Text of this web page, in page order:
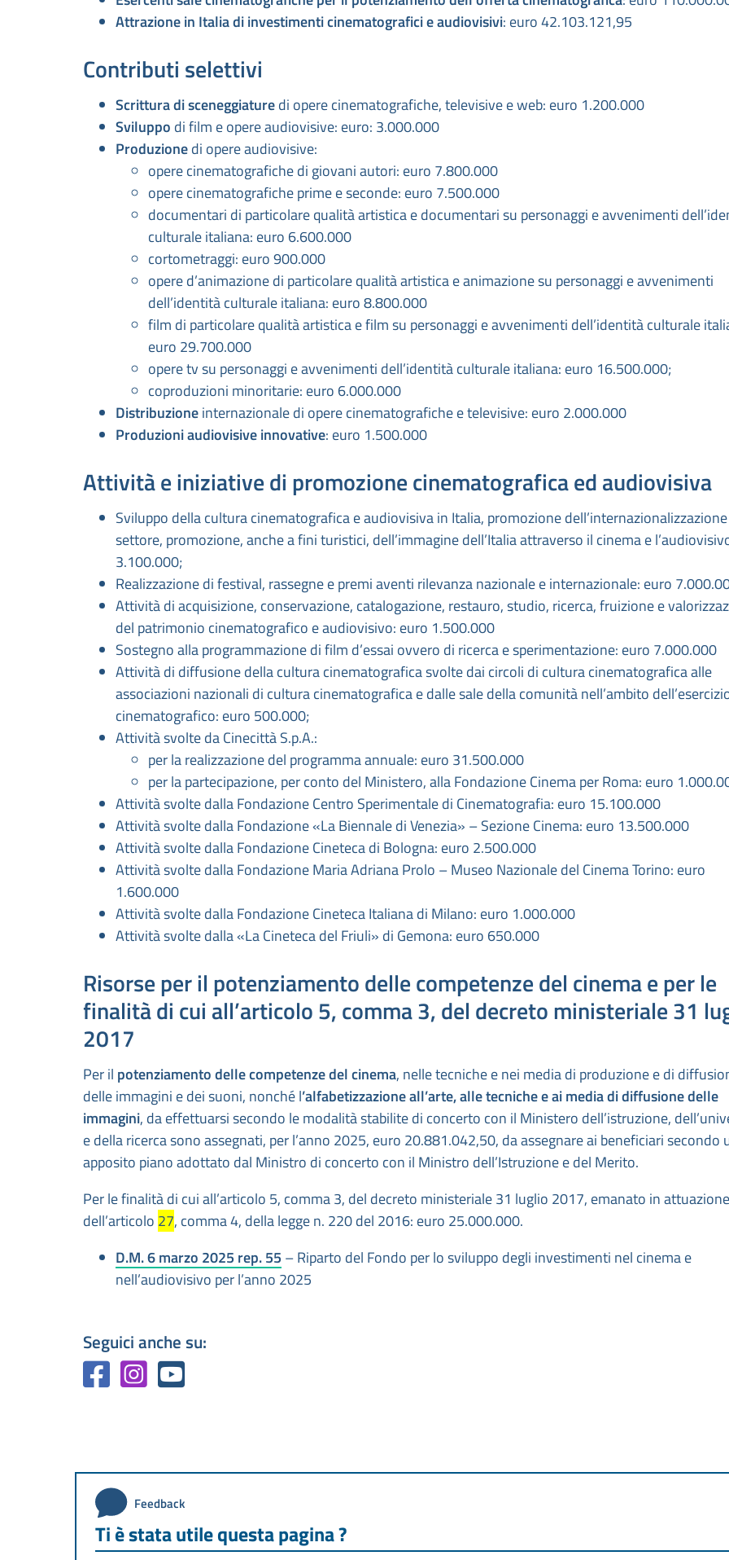
Attrazione in Italia di investimenti cinematografici e audiovisivi: euro 42.103.121,95
Contributi selettivi
Scrittura di sceneggiaturedi opere cinematografiche, televisive e web: euro 1.200.000
Sviluppo di film e opere audiovisive: euro: 3.000.000
Produzionedi opere audiovisive:
opere cinematografiche di giovani autori: euro 7.800.000
opere cinematografiche prime e seconde: euro 7.500.000
documentari di particolare qualità artistica e documentari su personaggi e avvenimenti
culturale italiana: euro 6.600.000
cortometraggi: euro 900.000
opere d’animazione di particolare qualità artistica e animazione su personaggi e avvenimenti
dell’identità culturale italiana: euro 8.800.000
film di particolare qualità artistica e film su personaggi e avvenimenti dell’identità culturale
euro 29.700.000
opere tv su personaggi e avvenimenti dell’identità culturale italiana: euro 16.500.000;
coproduzioni minoritarie: euro 6.000.000
Distribuzioneinternazionale di opere cinematografiche e televisive: euro 2.000.000
Produzioni audiovisive innovative: euro 1.500.000
Attività e iniziative di promozione cinematografica ed audiovisiva
Sviluppo della cultura cinematografica e audiovisiva in Italia, promozione
settore, promozione, anche a fini turistici, dell’immagine dell’Italia attraverso il cinema e
3.100.000;
Realizzazione di festival, rassegne e premi aventi rilevanza nazionale e internazionale: euro
Attività di acquisizione, conservazione, catalogazione, restauro, studio, ricerca, fruizione e
del patrimonio cinematografico e audiovisivo: euro 1.500.000
Sostegno alla programmazione di film d’essai ovvero di ricerca e sperimentazione: euro 7.000.000
Attività di diffusione della cultura cinematografica svolte dai circoli di cultura cinematografica alle
associazioni nazionali di cultura cinematografica e dalle sale della comunità nell’ambito
cinematografico: euro 500.000;
Attività svolte da Cinecittà S.p.A.:
per la realizzazione del programma annuale: euro 31.500.000
per la partecipazione, per conto del Ministero, alla Fondazione Cinema per Roma: euro
Attività svolte dalla Fondazione Centro Sperimentale di Cinematografia: euro 15.100.000
Attività svolte dalla Fondazione «La Biennale di Venezia» – Sezione Cinema: euro 13.500.000
Attività svolte dalla Fondazione Cineteca di Bologna: euro 2.500.000
Attività svolte dalla Fondazione Maria Adriana Prolo – Museo Nazionale del Cinema Torino: euro
1.600.000
Attività svolte dalla Fondazione Cineteca Italiana di Milano: euro 1.000.000
Attività svolte dalla «La Cineteca del Friuli» di Gemona: euro 650.000
Risorse per il potenziamento delle competenze del cinema e per le
finalità di cui all’articolo 5, comma 3, del decreto ministeriale 31
2017
Per il potenziamento delle competenze del cinema, nelle tecniche e nei media di produzione e di
delle immagini e dei suoni, nonché l’alfabetizzazione all’arte, alle tecniche e ai media di diffusione delle
immagini, da effettuarsi secondo le modalità stabilite di concerto con il Ministero dell’istruzione,
e della ricerca sono assegnati, per l’anno 2025, euro 20.881.042,50, da assegnare ai beneficiari secondo
apposito piano adottato dal Ministro di concerto con il Ministro dell’Istruzione e del Merito.
Per le finalità di cui all’articolo 5, comma 3, del decreto ministeriale 31 luglio 2017, emanato in attuazione
dell’articolo 27, comma 4, della legge n. 220 del 2016: euro 25.000.000.
D.M. 6 marzo 2025 rep. 55 – Riparto del Fondo per lo sviluppo degli investimenti nel cinema e
nell’audiovisivo per l’anno 2025
Seguici anche su:
Feedback
Ti è stata utile questa pagina ?